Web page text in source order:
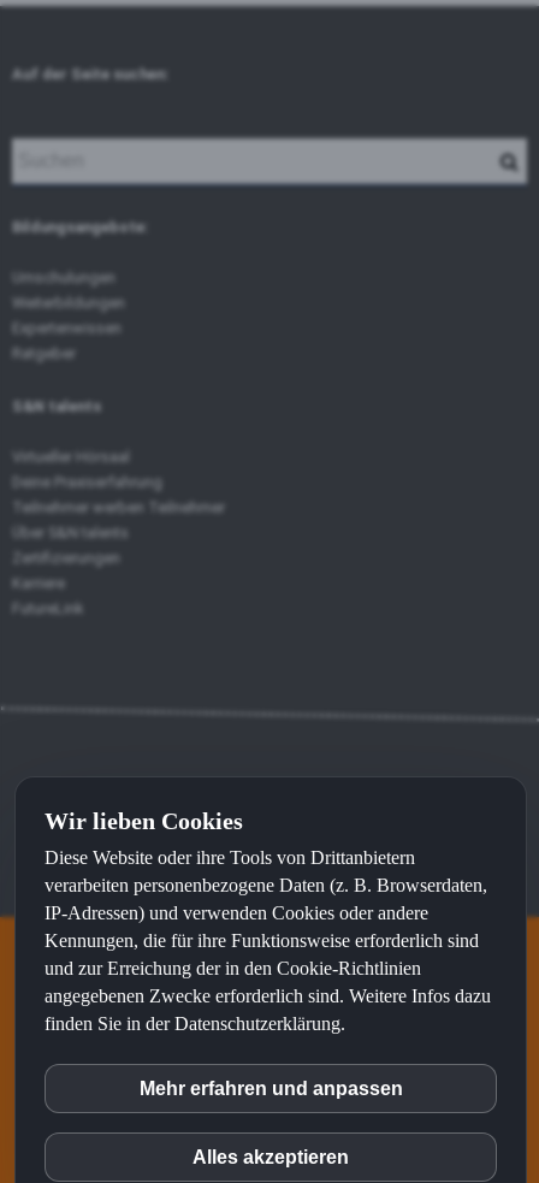
Auf der Seite suchen:
Bildungsangebote:
Umschulungen
Weiterbildungen
Expertenwissen
Ratgeber
S&N talents
Virtueller Hörsaal
Deine Praxiserfahrung
Teilnehmer werben Teilnehmer
Über S&N talents
Zertifizierungen
Karriere
FutureLink
Kontakt⦁Impressum
Made with bysunWeband recommended by
S&N talents ist eine Marke von
Wir lieben Cookies
Diese Website oder ihre Tools von Drittanbietern
verarbeiten personenbezogene Daten (z. B. Browserdaten,
IP-Adressen) und verwenden Cookies oder andere
Kennungen, die für ihre Funktionsweise erforderlich sind
und zur Erreichung der in den Cookie-Richtlinien
angegebenen Zwecke erforderlich sind. Weitere Infos dazu
finden Sie in der Datenschutzerklärung.
inCMS
Matomo (Piwik)
Mehr erfahren und anpassen
Alles akzeptieren